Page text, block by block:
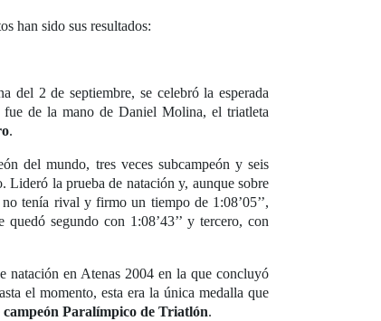
han sido sus resultados:
del 2 de septiembre, se celebró la esperada
de la mano de Daniel Molina, el triatleta
.
del mundo, tres veces subcampeón y seis
Lideró la prueba de natación y, aunque sobre
tenía rival y firmo un tiempo de 1:08’05’’,
segundo con 1:08’43’’ y tercero, con
natación en Atenas 2004 en la que concluyó
el momento, esta era la única medalla que
campeón Paralímpico de Triatlón.